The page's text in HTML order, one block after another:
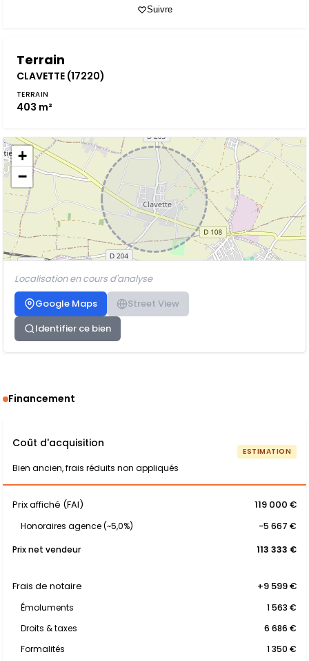
Suivre
Terrain
CLAVETTE (17220)
TERRAIN
403 m²
+
−
Localisation en cours d'analyse
Google Maps
Street View
Identifier ce bien
Financement
Coût d'acquisition
Bien ancien, frais réduits non appliqués
ESTIMATION
Prix affiché (FAI) 119 000 €
Honoraires agence (~5,0%)
-5 667 €
Prix net vendeur
113 333 €
Frais de notaire +9 599 €
Émoluments
1 563 €
Droits & taxes
6 686 €
Formalités
1 350 €